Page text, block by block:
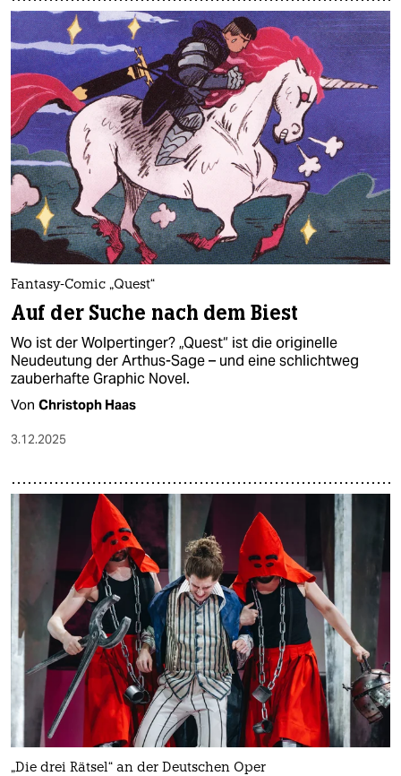
Fantasy-Comic „Quest“
Auf der Suche nach dem Biest
Wo ist der Wolpertinger? „Quest“ ist die originelle
Neudeutung der Arthus-Sage – und eine schlichtweg
zauberhafte Graphic Novel.
Von Christoph Haas
3.12.2025
„Die drei Rätsel“ an der Deutschen Oper